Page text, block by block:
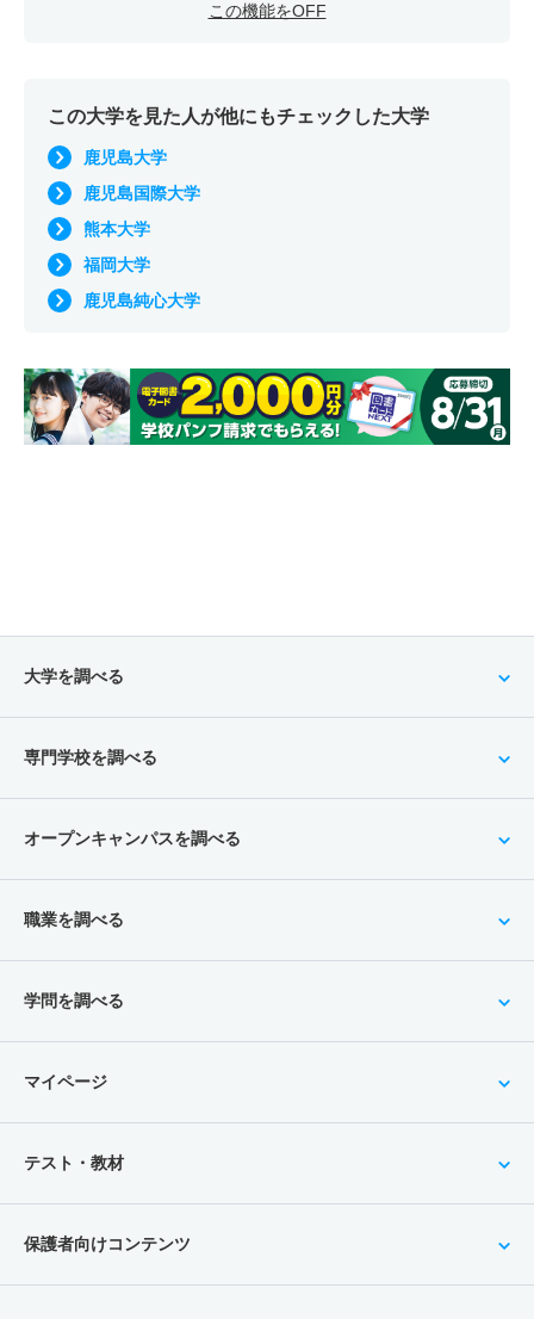
この機能をOFF
この大学を見た人が他にもチェックした大学
鹿児島大学
鹿児島国際大学
熊本大学
福岡大学
鹿児島純心大学
大学を調べる
専門学校を調べる
オープンキャンパスを調べる
職業を調べる
学問を調べる
マイページ
テスト・教材
保護者向けコンテンツ